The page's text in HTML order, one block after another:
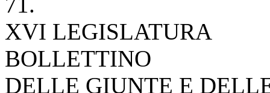
XVI LEGISLATURA
BOLLETTINO
DELLE GIUNTE E